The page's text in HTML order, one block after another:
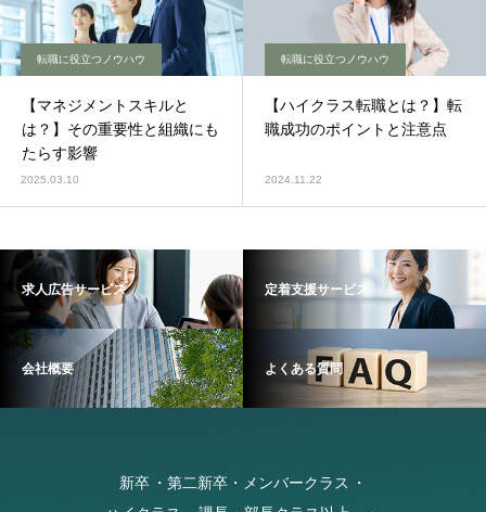
転職に役立つノウハウ
【マネジメントスキルと
は？】その重要性と組織にも
たらす影響
2025.03.10
転職に役立つノウハウ
【ハイクラス転職とは？】転
職成功のポイントと注意点
2024.11.22
求人広告サービス 定着支援サービス
会社概要 よくある質問
新卒
第二新卒・メンバークラス